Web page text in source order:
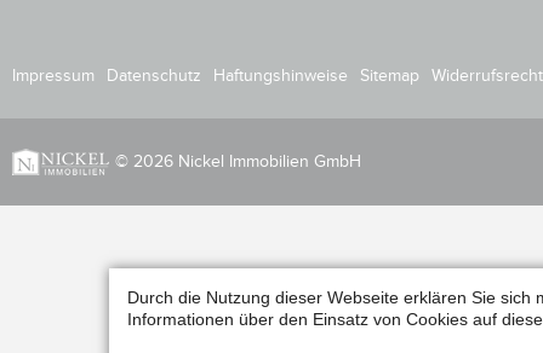
Impressum Datenschutz Haftungshinweise Sitemap
© 2026 Nickel Immobilien GmbH
Durch die Nutzung dieser Webseite erklären Sie
Informationen über den Einsatz von Cookies auf